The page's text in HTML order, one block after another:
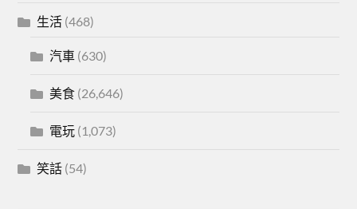
生活 (468)
汽車 (630)
美食 (26,646)
電玩 (1,073)
笑話 (54)